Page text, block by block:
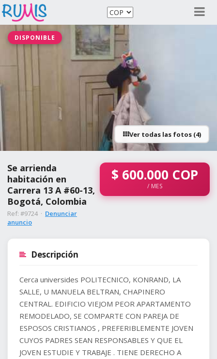
DISPONIBLE
Ver todas las fotos (4)
Se arrienda
habitación en
Carrera 13 A #60-13,
Bogotá, Colombia
Ref: #9724 · Denunciar
anuncio
$ 600.000 COP
/ MES
Descripción
Cerca universides POLITECNICO, KONRAND, LA
SALLE, U MANUELA BELTRAN, CHAPINERO
CENTRAL. EDIFICIO VIEJOM PEOR APARTAMENTO
REMODELADO, SE COMPARTE CON PAREJA DE
ESPOSOS CRISTIANOS , PREFERIBLEMENTE JOVEN
CUYOS PADRES SEAN RESPONSABLES Y QUE EL
JOVEN ESTUDIE Y TRABAJE . TIENE DERECHO A